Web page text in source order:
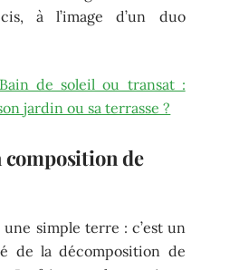
à l’image d’un duo
Bain de soleil ou transat :
jardin ou sa terrasse ?
de
une simple terre : c’est un
de la décomposition de